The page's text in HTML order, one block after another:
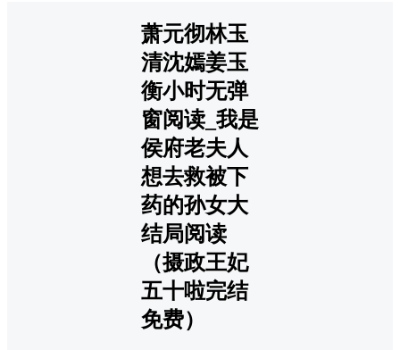
萧元彻林玉
清沈嫣姜玉
衡小时无弹
窗阅读_我是
侯府老夫人
想去救被下
药的孙女大
结局阅读
（摄政王妃
五十啦完结
免费）